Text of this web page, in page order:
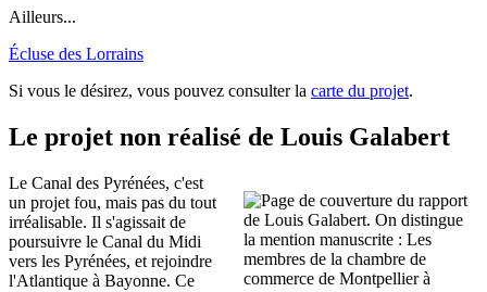
Ailleurs...
Écluse des Lorrains
Si vous le désirez, vous pouvez consulter la carte du projet.
Le projet non réalisé de Louis Galabert
Le Canal des Pyrénées, c'est
un projet fou, mais pas du tout
irréalisable. Il s'agissait de
poursuivre le Canal du Midi
vers les Pyrénées, et rejoindre
l'Atlantique à Bayonne. Ce